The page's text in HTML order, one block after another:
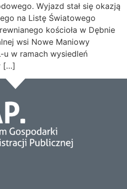
Wyjazd stał się okazją
na Listę Światowego
kościoła w Dębnie
wsi Nowe Maniowy
u w ramach wysiedleń
[…]